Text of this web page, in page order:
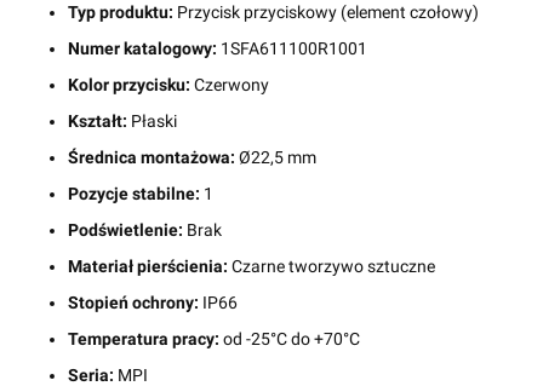
Typ produktu: Przycisk przyciskowy (element czołowy)
Numer katalogowy: 1SFA611100R1001
Kolor przycisku: Czerwony
Kształt: Płaski
Średnica montażowa: Ø22,5 mm
Pozycje stabilne: 1
Podświetlenie: Brak
Materiał pierścienia: Czarne tworzywo sztuczne
Stopień ochrony: IP66
Temperatura pracy: od -25°C do +70°C
Seria: MPI